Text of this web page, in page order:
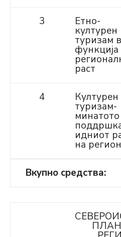
3 Етно-
културен
туризам
функција
раст
4 Културен
туризам-
идниот
на
Вкупно средства: